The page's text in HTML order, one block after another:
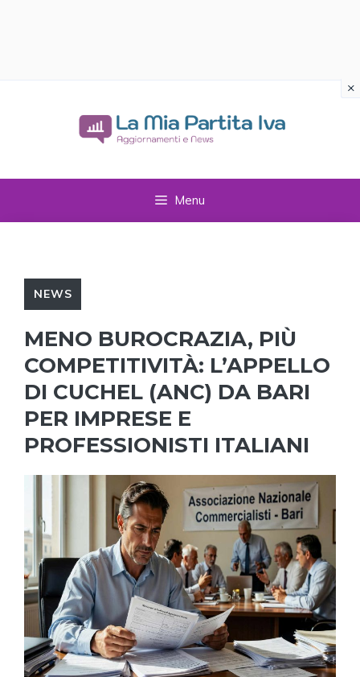
Menu
NEWS
MENO BUROCRAZIA, PIÙ
COMPETITIVITÀ: L’APPELLO
DI CUCHEL (ANC) DA BARI
PER IMPRESE E
PROFESSIONISTI ITALIANI
×